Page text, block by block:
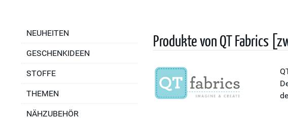
NEUHEITEN
GESCHENKIDEEN
STOFFE
THEMEN
NÄHZUBEHÖR
Produkte von QT Fabrics